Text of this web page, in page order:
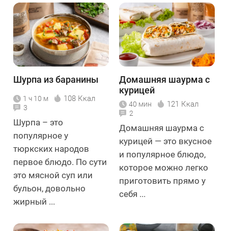
Шурпа из баранины
1 ч 10 м 108 Ккал
3
Шурпа – это
популярное у
тюркских народов
первое блюдо. По сути
это мясной суп или
бульон, довольно
жирный ...
Домашняя шаурма с
курицей
40 мин 121 Ккал
2
Домашняя шаурма с
курицей — это вкусное
и популярное блюдо,
которое можно легко
приготовить прямо у
себя ...